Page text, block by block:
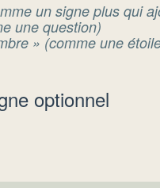
un signe plus qui
une question)
» (comme une
optionnel